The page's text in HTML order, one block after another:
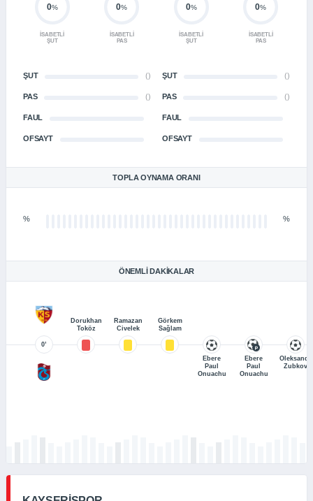
0%
İSABETLI
ŞUT
0%
İSABETLI
PAS
ŞUT ()
PAS ()
FAUL
OFSAYT
0%
İSABETLI
ŞUT
0%
İSABETLI
PAS
ŞUT ()
PAS ()
FAUL
OFSAYT
TOPLA OYNAMA ORANI
% %
ÖNEMLI DAKIKALAR
0’
Dorukhan
Toköz
Ramazan
Civelek
Görkem
Sağlam
Ebere
Paul
Onuachu
Ebere
Paul
Onuachu
Oleksandr
Zubkov